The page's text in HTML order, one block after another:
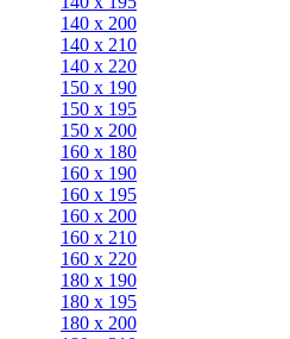
140 х 200
140 x 210
140 x 220
150 х 190
150 х 195
150 х 200
160 x 180
160 х 190
160 х 195
160 х 200
160 x 210
160 x 220
180 х 190
180 х 195
180 х 200